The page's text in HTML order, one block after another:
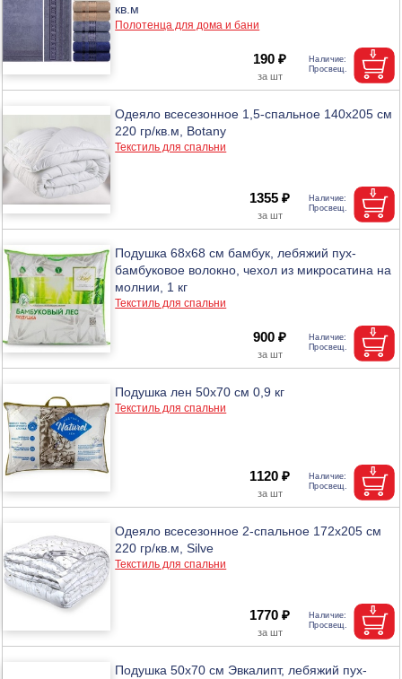
кв.м
Полотенца для дома и бани
190 ₽
Одеяло всесезонное 1,5-спальное 140х205 см
220 гр/кв.м, Botany
Текстиль для спальни
1355 ₽
Подушка 68х68 см бамбук, лебяжий пух-
бамбуковое волокно, чехол из микросатина на
молнии, 1 кг
Текстиль для спальни
900 ₽
Подушка лен 50х70 см 0,9 кг
Текстиль для спальни
1120 ₽
Одеяло всесезонное 2-спальное 172х205 см
220 гр/кв.м, Silve
Текстиль для спальни
1770 ₽
Подушка 50х70 см Эвкалипт, лебяжий пух-